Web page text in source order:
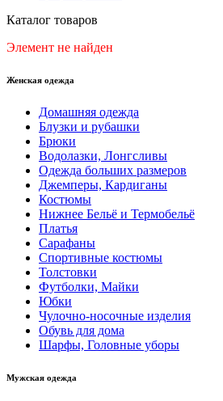
Каталог товаров
Элемент не найден
Женская одежда
Домашняя одежда
Блузки и рубашки
Брюки
Водолазки, Лонгсливы
Одежда больших размеров
Джемперы, Кардиганы
Костюмы
Нижнее Бельё и Термобельё
Платья
Сарафаны
Спортивные костюмы
Толстовки
Футболки, Майки
Юбки
Чулочно-носочные изделия
Обувь для дома
Шарфы, Головные уборы
Мужская одежда